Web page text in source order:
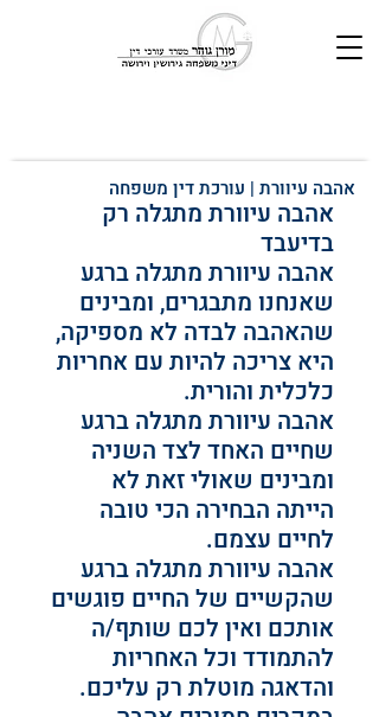
אהבה עיוורת | עורכת דין משפחה
אהבה עיוורת מתגלה רק
בדיעבד
אהבה עיוורת מתגלה ברגע
שאנחנו מתבגרים, ומבינים
שהאהבה לבדה לא מספיקה,
היא צריכה להיות עם אחריות
כלכלית והורית.
אהבה עיוורת מתגלה ברגע
שחיים האחד לצד השניה
ומבינים שאולי זאת לא
הייתה הבחירה הכי טובה
לחיים עצמם.
אהבה עיוורת מתגלה ברגע
שהקשיים של החיים פוגשים
אותכם ואין לכם שותף/ה
להתמודד וכל האחריות
והדאגה מוטלת רק עליכם.